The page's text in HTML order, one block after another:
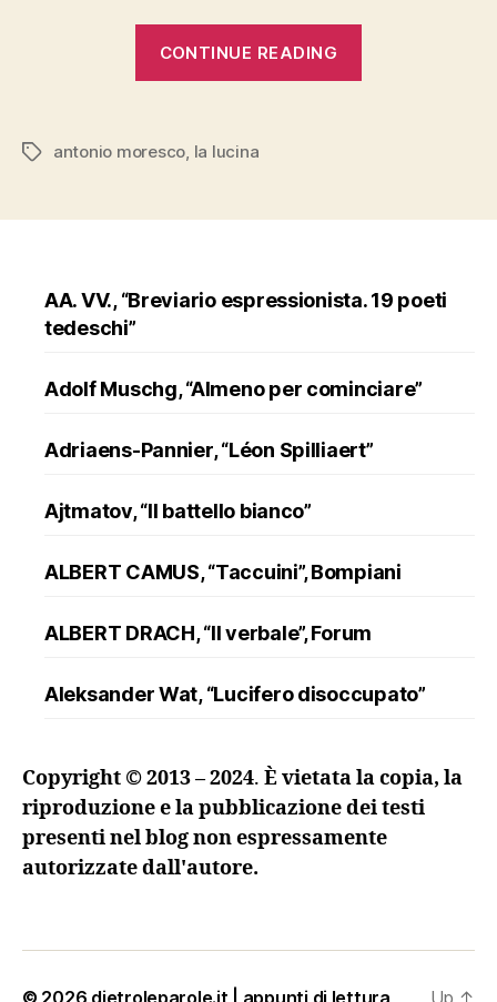
CONTINUE READING
Tagsantonio moresco la lucina
AA. VV., “Breviario espressionista. 19 poeti
tedeschi”
Adolf Muschg, “Almeno per cominciare”
Adriaens-Pannier, “Léon Spilliaert”
Ajtmatov, “Il battello bianco”
ALBERT CAMUS, “Taccuini”, Bompiani
ALBERT DRACH, “Il verbale”, Forum
Aleksander Wat, “Lucifero disoccupato”
ranuncolo”, Oscar Mondadori
Andreev, “Lazzaro e altre novelle”
Angelo Maria Ripellino, “Il trucco e l’anima. I
Copyright © 2013 – 2024. È vietata la copia, la
riproduzione e la pubblicazione dei testi
presenti nel blog non espressamente
autorizzate dall'autore.
© 2026 dietroleparole.it | appunti di lettura Up ↑